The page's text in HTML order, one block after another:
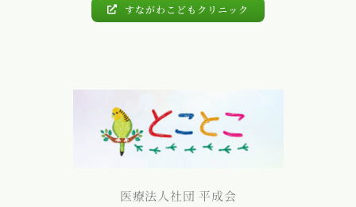
すながわこどもクリニック
医療法人社団 平成会